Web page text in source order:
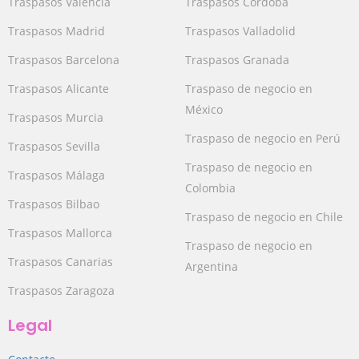
Traspasos Madrid
Traspasos Barcelona
Traspasos Alicante
Traspasos Murcia
Traspasos Sevilla
Traspasos Málaga
Traspasos Bilbao
Traspasos Mallorca
Traspasos Canarias
Traspasos Zaragoza
Traspasos Valladolid
Traspasos Granada
Traspaso de negocio en
México
Traspaso de negocio en Perú
Traspaso de negocio en
Colombia
Traspaso de negocio en Chile
Traspaso de negocio en
Argentina
Legal